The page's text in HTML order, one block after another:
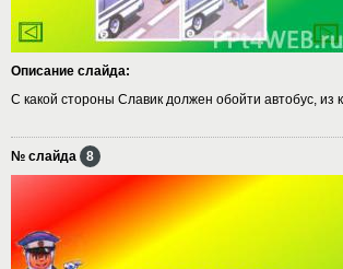
Описание слайда:
С какой стороны Славик должен обойти автобус, из
№ слайда 8